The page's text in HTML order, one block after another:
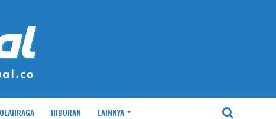
OLAHRAGA HIBURAN LAINNYA